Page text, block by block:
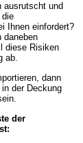
ausrutscht und
die
Ihnen einfordert?
daneben
diese Risiken
ab.
dann
der Deckung
der